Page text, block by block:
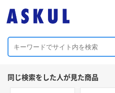
同じ検索をした人が見た商品